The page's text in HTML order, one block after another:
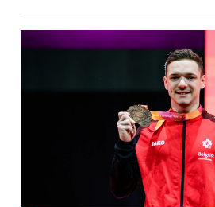
Noe Seifert holt Bronze-